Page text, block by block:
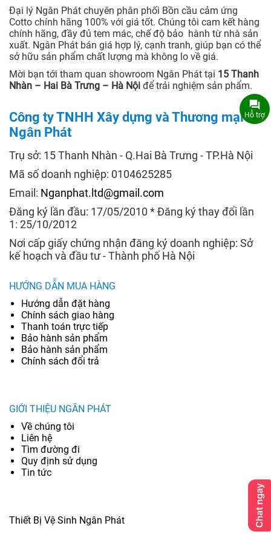
Đại lý Ngân Phát chuyên phân phối Bồn cầu cảm ứng
Cotto chính hãng 100% với giá tốt. Chúng tôi cam kết hàng
chính hãng, đầy đủ tem mác, chế độ bảo hành từ nhà sản
xuất. Ngân Phát bán giá hợp lý, cạnh tranh, giúp bạn có thể
sở hữu sản phẩm chất lượng mà không lo về giá.
Mời bạn tới tham quan showroom Ngân Phát tại 15 Thanh
Nhàn – Hai Bà Trưng – Hà Nội để trải nghiệm sản phẩm.
Công ty TNHH Xây dựng và Thương mại
Ngân Phát
Trụ sở: 15 Thanh Nhàn - Q.Hai Bà Trưng - TP.Hà Nội
Mã số doanh nghiệp: 0104625285
Email: Nganphat.ltd@gmail.com
Đăng ký lần đầu: 17/05/2010 * Đăng ký thay đổi lần
1: 25/10/2012
Nơi cấp giấy chứng nhận đăng ký doanh nghiệp: Sở
kế hoạch và đầu tư - Thành phố Hà Nội
HƯỚNG DẪN MUA HÀNG
Hướng dẫn đặt hàng
Chính sách giao hàng
Thanh toán trực tiếp
Bảo hành sản phẩm
Bảo hành sản phẩm
Chính sách đổi trả
GIỚI THIỆU NGÂN PHÁT
Về chúng tôi
Liên hệ
Tìm đường đi
Quy định sử dụng
Tin tức
Thiết Bị Vệ Sinh Ngân Phát
Hỗ trợ